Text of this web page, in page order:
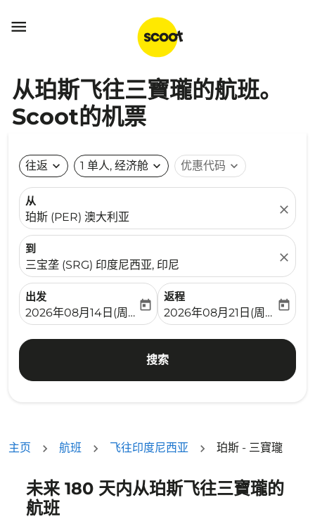

从珀斯飞往三寶瓏的航班。
Scoot的机票
往返 expand_more 1 单人, 经济舱 expand_more 优惠代码 expand_more
从
珀斯 (PER) 澳大利亚
close
到
三宝垄 (SRG) 印度尼西亚, 印尼
close
出发
fc-booking-departure-date-aria-label
2026年08月14日(周五)
today
返程
fc-booking-return-date-
2026年08月21日(周五)
today
搜索
主页 航班 飞往印度尼西亚 珀斯 - 三寶瓏
未来 180 天内从珀斯飞往三寶瓏的
航班
没有符合您的筛选条件的机票。请调整您的筛选条件。